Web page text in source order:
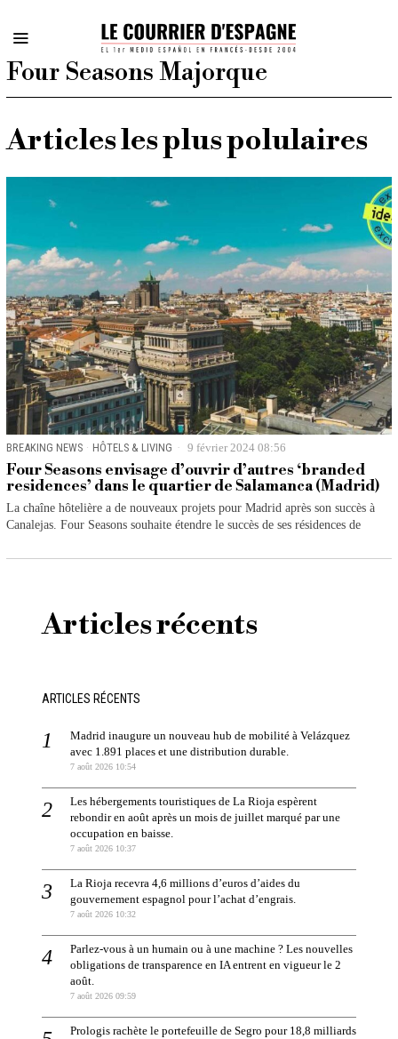
Four Seasons Majorque
Articles les plus polulaires
BREAKING NEWS · HÔTELS & LIVING 9 février 2024 08:56
Four Seasons envisage d’ouvrir d’autres ‘branded
residences’ dans le quartier de Salamanca (Madrid)
La chaîne hôtelière a de nouveaux projets pour Madrid après son succès à
Canalejas. Four Seasons souhaite étendre le succès de ses résidences de
Articles récents
ARTICLES RÉCENTS
Madrid inaugure un nouveau hub de mobilité à Velázquez
avec 1.891 places et une distribution durable.
7 août 2026 10:54
Les hébergements touristiques de La Rioja espèrent
rebondir en août après un mois de juillet marqué par une
occupation en baisse.
7 août 2026 10:37
La Rioja recevra 4,6 millions d’euros d’aides du
gouvernement espagnol pour l’achat d’engrais.
7 août 2026 10:32
Parlez-vous à un humain ou à une machine ? Les nouvelles
obligations de transparence en IA entrent en vigueur le 2
août.
7 août 2026 09:59
Prologis rachète le portefeuille de Segro pour 18,8 milliards